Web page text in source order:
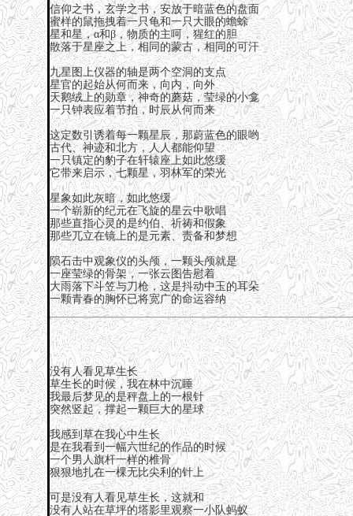
信仰之书，玄学之书，安放于暗蓝色的盘面
蜜样的鼠拖拽着一只龟和一只大眼的蟾蜍
星和星，α和β，物质的主呵，猩红的胆
散落于星座之上，相同的蒙古，相同的可汗
九星图上仪器的轴是两个空洞的支点
星官的起始从何而来，向内，向外
天鹅绒上的勋章，神奇的蘑菇，莹绿的小龛
一只钟表应着节拍，时辰从何而来
这定数引诱着每一颗星辰，那蔚蓝色的眼哟
古代、神迹和北方，人人都能仰望
一只镇定的豹子在轩辕座上如此悠缓
它带来启示，七颗星，羽林军的荣光
星象如此灰暗，如此悠缓
一个崭新的纪元在飞旋的星云中歌唱
那些直指心灵的是约伯、祈祷和假象
那些兀立在镜上的是元素、责备和梦想
陨石击中观象仪的头颅，一颗头颅就是
一座莹绿的骨架，一张云图告慰着
大雨落下斗笠与刀枪，这是抖动中玉的耳朵
一颗青春的胸怀已将宽广的命运容纳
没有人看见草生长
草生长的时候，我在林中沉睡
我最后梦见的是秤盘上的一根针
突然竖起，撑起一颗巨大的星球
我感到草在我心中生长
是在我看到一幅六世纪的作品的时候
一个男人旗杆一样的椎骨
狠狠地扎在一棵无比尖利的针上
可是没有人看见草生长，这就和
没有人站在草坪的塔影里观察一小队蚂蚁